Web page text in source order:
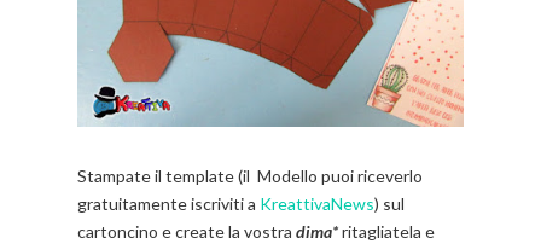
Stampate il template (il Modello puoi riceverlo
gratuitamente iscriviti a KreattivaNews) sul
cartoncino e create la vostra dima*ritagliatela e